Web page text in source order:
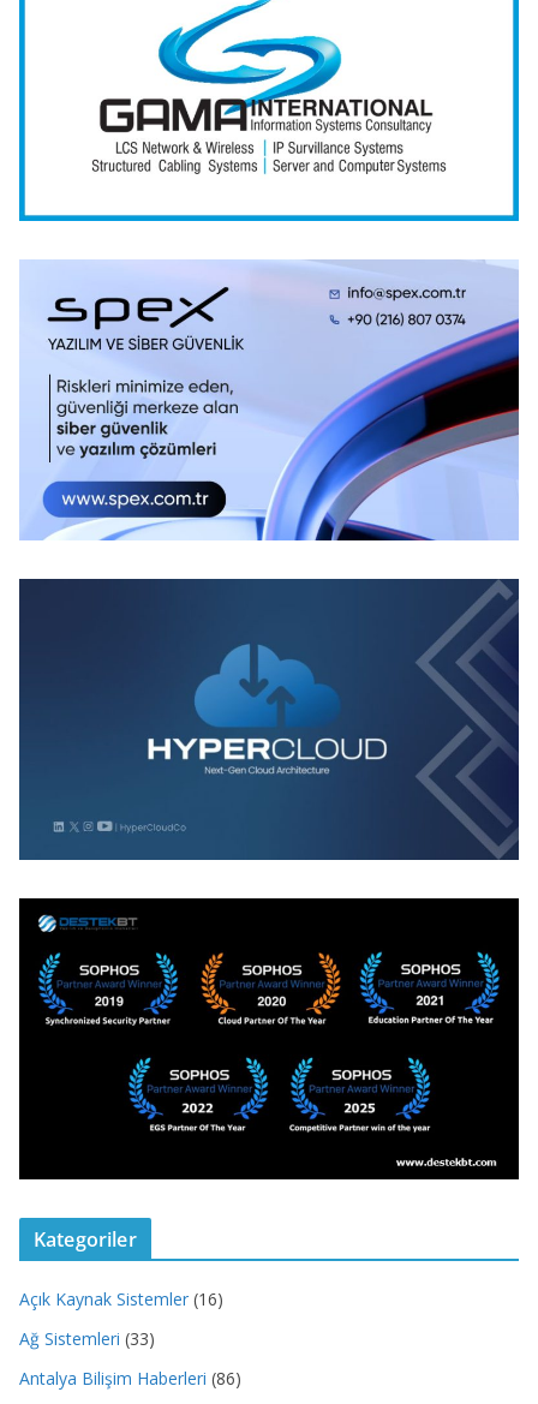
Kategoriler
Açık Kaynak Sistemler (16)
Ağ Sistemleri (33)
Antalya Bilişim Haberleri (86)